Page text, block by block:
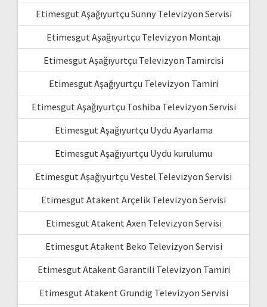
Etimesgut Aşağıyurtçu Sunny Televizyon Servisi
Etimesgut Aşağıyurtçu Televizyon Montajı
Etimesgut Aşağıyurtçu Televizyon Tamircisi
Etimesgut Aşağıyurtçu Televizyon Tamiri
Etimesgut Aşağıyurtçu Toshiba Televizyon Servisi
Etimesgut Aşağıyurtçu Uydu Ayarlama
Etimesgut Aşağıyurtçu Uydu kurulumu
Etimesgut Aşağıyurtçu Vestel Televizyon Servisi
Etimesgut Atakent Arçelik Televizyon Servisi
Etimesgut Atakent Axen Televizyon Servisi
Etimesgut Atakent Beko Televizyon Servisi
Etimesgut Atakent Garantili Televizyon Tamiri
Etimesgut Atakent Grundig Televizyon Servisi